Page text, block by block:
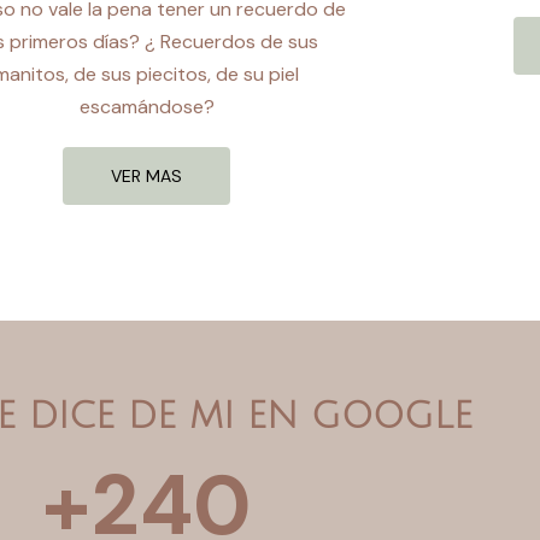
no vale la pena tener un recuerdo de
primeros días? ¿ Recuerdos de sus
de sus piecitos, de su piel
escamándose?
VER MAS
DICE DE MI EN GOOGLE
+240